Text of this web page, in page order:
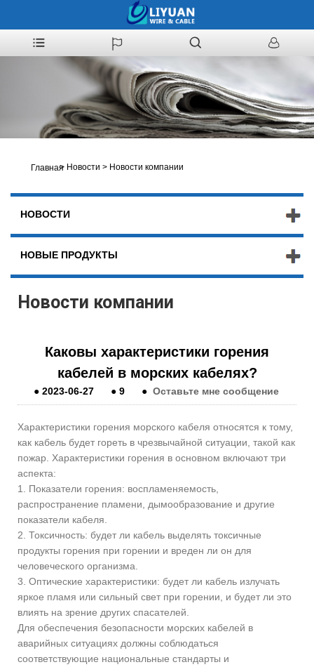
Главная
> Новости > Новости компании
НОВОСТИ
НОВЫЕ ПРОДУКТЫ
Новости компании
Каковы характеристики горения
кабелей в морских кабелях?
●2023-06-27 ●9 ● Оставьте мне сообщение
Характеристики горения морского кабеля относятся к тому,
как кабель будет гореть в чрезвычайной ситуации, такой как
пожар. Характеристики горения в основном включают три
аспекта:
1. Показатели горения: воспламеняемость,
распространение пламени, дымообразование и другие
показатели кабеля.
2. Токсичность: будет ли кабель выделять токсичные
продукты горения при горении и вреден ли он для
человеческого организма.
3. Оптические характеристики: будет ли кабель излучать
яркое пламя или сильный свет при горении, и будет ли это
влиять на зрение других спасателей.
Для обеспечения безопасности морских кабелей в
аварийных ситуациях должны соблюдаться
соответствующие национальные стандарты и